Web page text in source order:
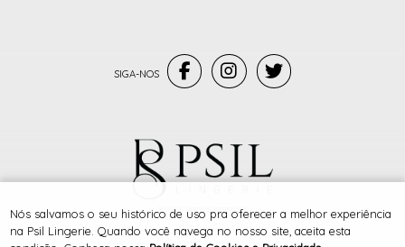
® TODOS DIREITOS RESERVADOS
Nós salvamos o seu histórico de uso pra oferecer a melhor experiência
na Psil Lingerie. Quando você navega no nosso site, aceita esta